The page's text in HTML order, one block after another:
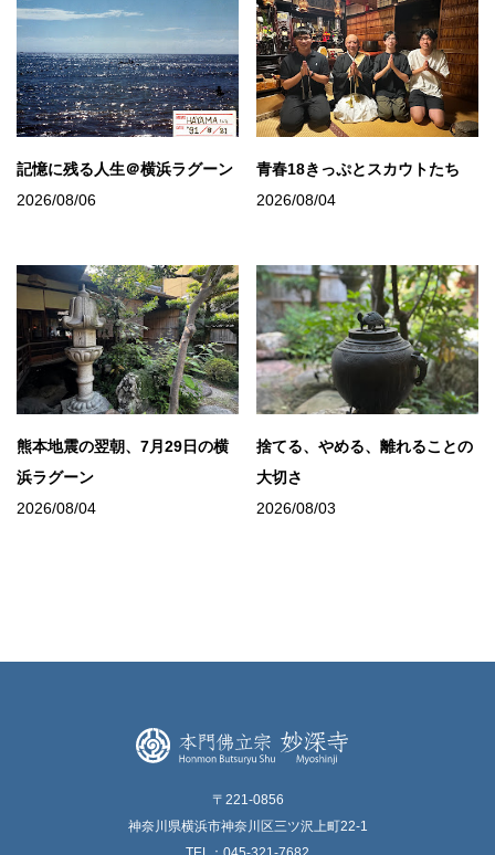
記憶に残る人生＠横浜ラグーン
2026/08/06
青春18きっぷとスカウトたち
2026/08/04
熊本地震の翌朝、7月29日の横
浜ラグーン
2026/08/04
捨てる、やめる、離れることの
大切さ
2026/08/03
〒221-0856
神奈川県横浜市神奈川区三ツ沢上町22-1